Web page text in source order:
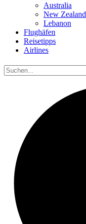
Australia
New Zealand
Lebanon
Flughäfen
Reisetipps
Airlines